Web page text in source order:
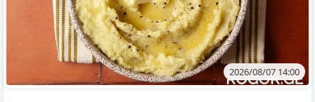
2026/08/07 14:00